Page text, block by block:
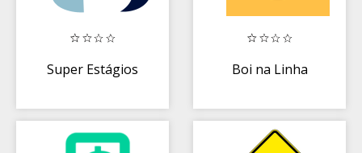
Super Estágios Boi na Linha